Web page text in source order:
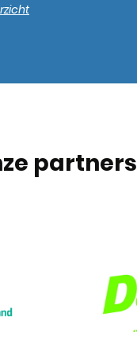
partners